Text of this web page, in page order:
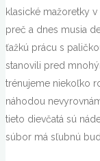
klasické mažoretky
preč a dnes musia
ťažkú prácu s
stanovili pred
trénujeme niekoľko
náhodou
tieto dievčatá sú
súbor má sľubnú